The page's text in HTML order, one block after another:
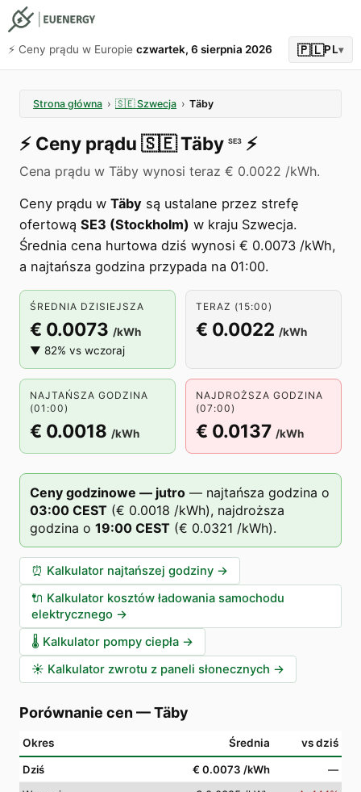
⚡️ Ceny prądu w Europie czwartek, 6 sierpnia 2026 🇵🇱PL▾
Strona główna › 🇸🇪 Szwecja › Täby
⚡️ Ceny prądu 🇸🇪Täby SE3 ⚡️
Cena prądu w Täby wynosi teraz € 0.0022 /kWh.
Ceny prądu w Täby są ustalane przez strefę
ofertową SE3 (Stockholm) w kraju Szwecja.
Średnia cena hurtowa dziś wynosi € 0.0073 /kWh,
a najtańsza godzina przypada na 01:00.
ŚREDNIA DZISIEJSZA
€ 0.0073 /kWh
▼ 82% vs wczoraj
TERAZ (15:00)
€ 0.0022 /kWh
NAJTAŃSZA GODZINA
(01:00)
€ 0.0018 /kWh
NAJDROŻSZA GODZINA
(07:00)
€ 0.0137 /kWh
Ceny godzinowe — jutro — najtańsza godzina o
03:00 CEST (€ 0.0018 /kWh), najdroższa
godzina o 19:00 CEST (€ 0.0321 /kWh).
⏰ Kalkulator najtańszej godziny →
🔌 Kalkulator kosztów ładowania samochodu
elektrycznego →
🌡️ Kalkulator pompy ciepła →
☀️ Kalkulator zwrotu z paneli słonecznych →
Porównanie cen —Täby
Okres Średnia vs dziś
Dziś € 0.0073 /kWh
—